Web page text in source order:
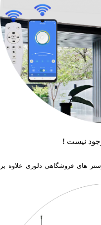
نیست !
های فروشگاهی دلوری علاوه بر